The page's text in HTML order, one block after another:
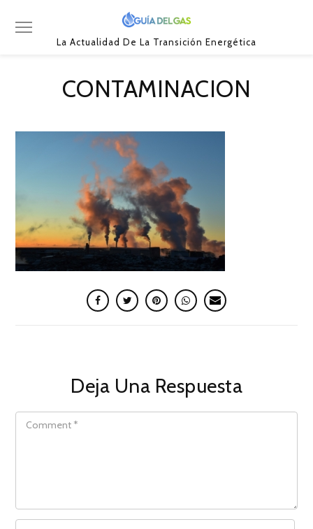
La Actualidad De La Transición Energética
CONTAMINACION
Deja Una Respuesta
COMMENT
NAME